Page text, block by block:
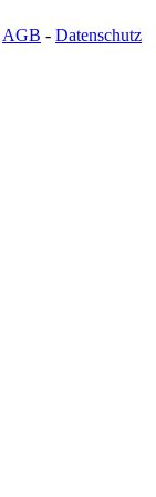
AGB - Datenschutz